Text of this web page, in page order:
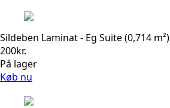
Sildeben Laminat - Eg Suite (0,714 m²)
200kr.
På lager
Køb nu